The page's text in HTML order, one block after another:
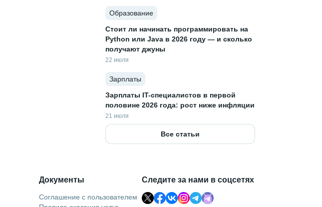
Образование
Стоит ли начинать программировать на
Python или Java в 2026 году — и сколько
получают джуны
22 июля
Зарплаты
Зарплаты IT-специалистов в первой
половине 2026 года: рост ниже инфляции
21 июля
Все статьи
Документы
Соглашение с пользователем
Следите за нами в соцсетях